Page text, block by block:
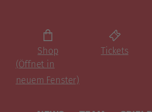
Shop
(Öffnet in
neuem Fenster)
Tickets